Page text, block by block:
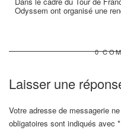
Odyssem ont organisé une
0
Laisser une
Votre adresse de messagerie
obligatoires sont indiqués avec *